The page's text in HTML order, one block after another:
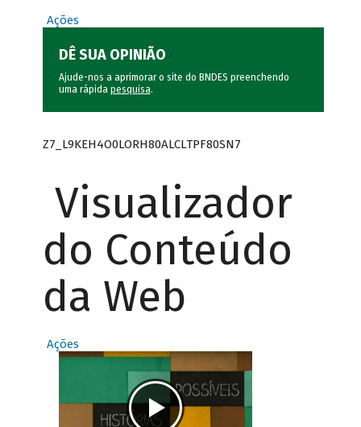
Ações
DÊ SUA OPINIÃO
Ajude-nos a aprimorar o site do BNDES preenchendo
uma rápida pesquisa.
Z7_L9KEH4O0LORH80ALCLTPF80SN7
Visualizador
do Conteúdo
da Web
Ações